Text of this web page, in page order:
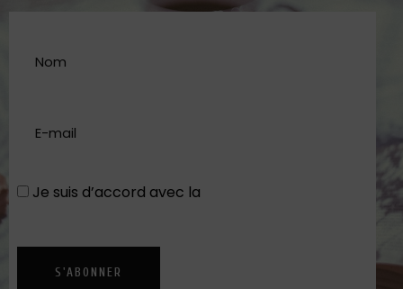
Je suis d’accord avec la
S'ABONNER